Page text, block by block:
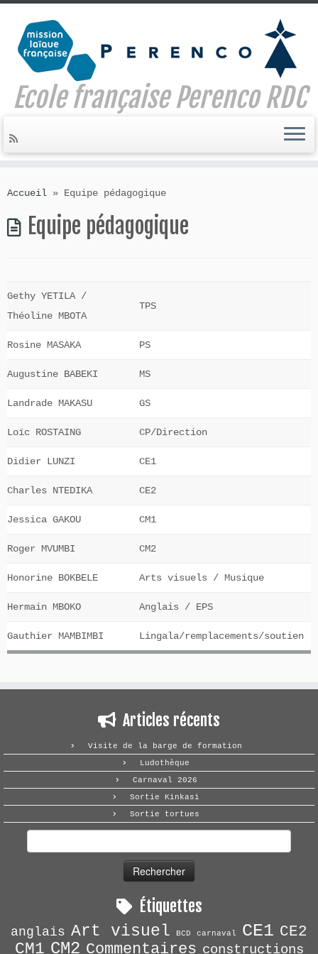
to
Ecole française Perenco RDC
Accueil » Equipe pédagogique
Equipe pédagogique
Gethy YETILA /
Théoline MBOTA
TPS
Rosine MASAKA PS
Augustine BABEKI MS
Landrade MAKASU GS
Loïc ROSTAING CP/Direction
Didier LUNZI CE1
Charles NTEDIKA CE2
Jessica GAKOU CM1
Roger MVUMBI CM2
Honorine BOKBELE Arts visuels / Musique
Hermain MBOKO Anglais / EPS
Gauthier MAMBIMBI Lingala/remplacements/soutien
Articles récents
Visite de la barge de formation
Ludothèque
Carnaval 2026
Sortie Kinkasi
Sortie tortues
Étiquettes
anglais Art visuel BCD carnaval CE1 CE2
CM1 CM2 Commentaires constructions